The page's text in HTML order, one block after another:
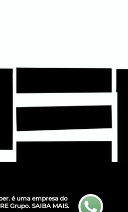
é uma empresa do
Grupo. SAIBA MAIS.